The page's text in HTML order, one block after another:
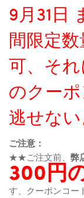
9月31日
間限定
可、そ
のクー
逃せな
ご注意：
★★ご注文前、 弊
300円
す、クーポンコー